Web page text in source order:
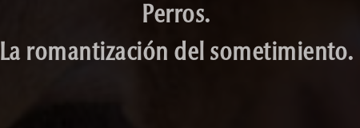
Perros.
La romantización del sometimiento.